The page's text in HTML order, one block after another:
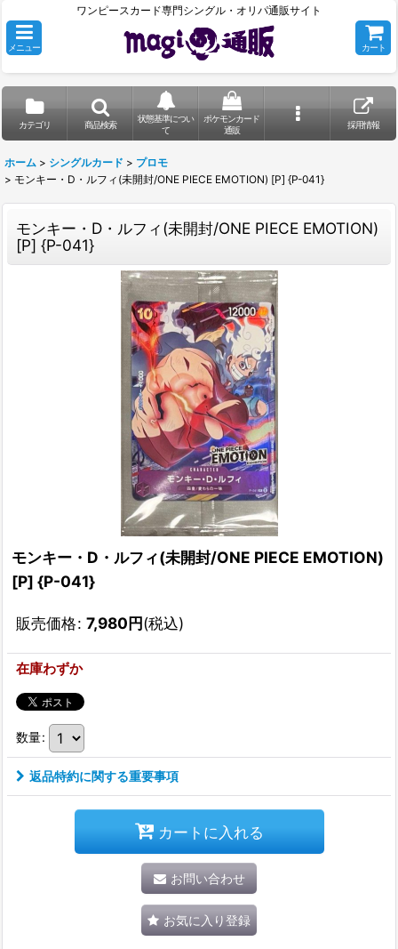
ワンピースカード専門シングル・オリパ通販サイト
メニュー カート
カテゴリ 商品検索
状態基準につい
て
ポケモンカード
通販
採用情報
ホーム > シングルカード > プロモ
> モンキー・D・ルフィ(未開封/ONE PIECE EMOTION) [P] {P-041}
モンキー・D・ルフィ(未開封/ONE PIECE EMOTION)
[P] {P-041}
モンキー・D・ルフィ(未開封/ONE PIECE EMOTION)
[P] {P-041}
販売価格: 7,980円(税込)
在庫わずか
数量:
返品特約に関する重要事項
カートに入れる
お問い合わせ
お気に入り登録